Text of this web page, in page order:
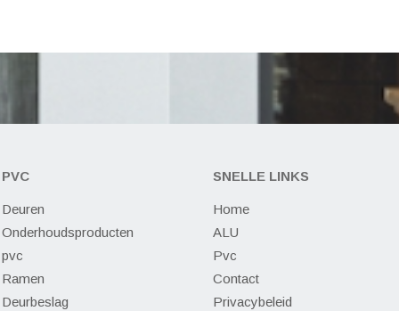
PVC
Deuren
Onderhoudsproducten
pvc
Ramen
Deurbeslag
SNELLE LINKS
Home
ALU
Pvc
Contact
Privacybeleid